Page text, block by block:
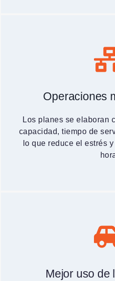
Operaciones
Los planes se elaboran
capacidad, tiempo de
lo que reduce el estrés
Mejor uso de